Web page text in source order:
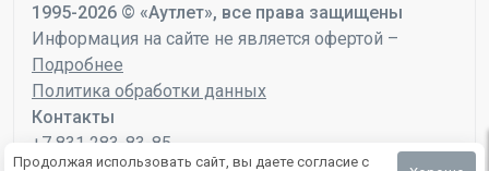
1995-2026 © «Аутлет», все права защищены
Информация на сайте не является офертой –
Подробнее
Политика обработки данных
Контакты
+7 831 283-83-85
Продолжая использовать сайт, вы даете согласие с